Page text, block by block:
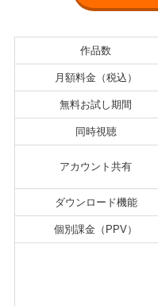
作品数
月額料金（税込）
無料お試し期間
同時視聴
アカウント共有
ダウンロード機能
個別課金（PPV）